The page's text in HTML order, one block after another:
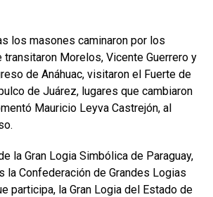
los masones caminaron por los
transitaron Morelos, Vicente Guerrero y
de Anáhuac, visitaron el Fuerte de
de Juárez, lugares que cambiaron
Mauricio Leyva Castrejón, al
la Gran Logia Simbólica de Paraguay,
la Confederación de Grandes Logias
participa, la Gran Logia del Estado de